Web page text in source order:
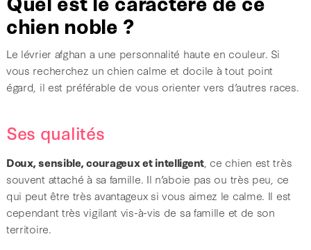
chien noble ?
Le lévrier afghan a une personnalité haute en couleur. Si
vous recherchez un chien calme et docile à tout point
égard, il est préférable de vous orienter vers d’autres races.
Ses qualités
Doux, sensible, courageux et intelligent, ce chien est très
souvent attaché à sa famille. Il n’aboie pas ou très peu, ce
qui peut être très avantageux si vous aimez le calme. Il est
cependant très vigilant vis-à-vis de sa famille et de son
territoire.